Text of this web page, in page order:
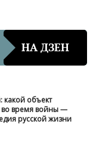
НА ДЗЕН
какой объект
во время войны —
русской жизни